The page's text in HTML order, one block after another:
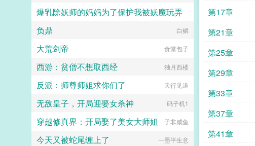
第17章
第21章
第25章
第29章
第33章
第37章
第41章
爆乳除妖师的妈妈为了保护我被妖魔玩弄
心心念念
负鼎 白鳞
大荒剑帝 食堂包子
西游：贫僧不想取西经 独月西楼
反派：师尊师姐求你们了 天行见道
无敌皇子，开局迎娶女杀神 码子机1
穿越修真界：开局娶了美女大师姐 子非咸鱼
今天又被蛇尾缠上了 一墨平生意